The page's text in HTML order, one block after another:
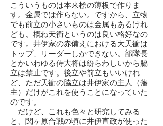
こういうものは本来桧の薄板で作りま
す。金属では作らない。ですから、立物
でも前立の小さいものは金属もあるけれ
ども、概ね天衝というのは良い格好なの
です。井伊家の赤備えにおける大天衝は
トップ、リーダーしかできない。部隊長
とかいわゆる侍大将は紛らわしいから脇
立は禁止です。後立や前立もいいけれ
ど、ただ天衝の脇立は井伊家の主人（藩
主）だけがこれを使うことになっていた
のです。
だけど、これも色々と研究してみる
と、関ヶ原合戦の頃に井伊直政が使った